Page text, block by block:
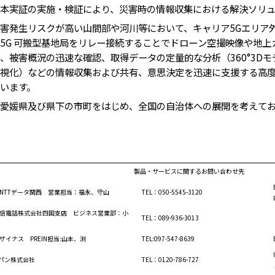
証の実施・検証により、災害時の情報収集における解決ソリ
発生リスクが高い山間部や河川等において、キャリア5Gエリア
可搬型基地局をリレー接続することでドローン空撮映像や地
被害概況の迅速な確認、取得データの定量的な分析（360°3D
化）などの情報収集および共有、意思決定を迅速に支援する高
ます。
県及び県下の市町をはじめ、全国の自治体への展開を考えて
製品・サービスに関するお問い合わせ先
データ関西 営業担当：福永、守山 TEL：050-5545-3120
電話株式会社四国支店 ビジネス営業部：小
TEL：089-936-3013
イナス PREIN担当:山本、渕 TEL:097-547-8639
ン株式会社 TEL：0120-786-727